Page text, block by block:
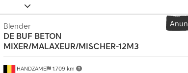
u
I
n
f
HANDZAME 1.709 km
Blender
DE BUF BETON
MIXER/MALAXEUR/MISCHER-12M3